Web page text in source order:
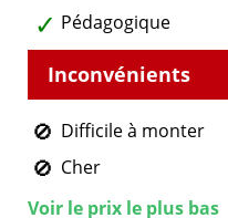
Pédagogique
Difficile à monter
Cher
Voir le prix le plus bas